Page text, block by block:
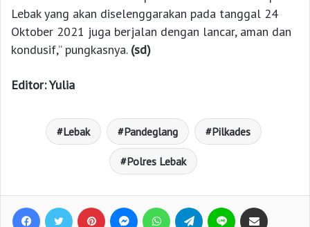
Lebak yang akan diselenggarakan pada tanggal 24
Oktober 2021 juga berjalan dengan lancar, aman dan
kondusif,” pungkasnya. (sd)
Editor: Yulia
Lebak Pandeglang Pilkades
Polres Lebak